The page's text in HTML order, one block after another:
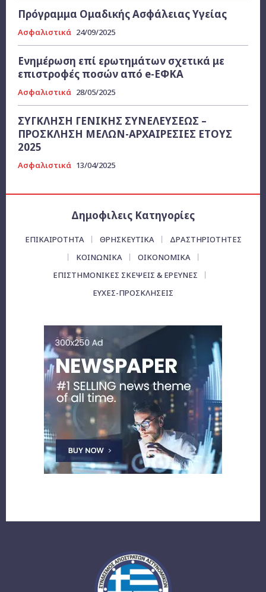
Πρόγραμμα Ομαδικής Ασφάλειας Υγείας
Ασφαλιστικά 24/09/2025
Ενημέρωση επί ερωτημάτων σχετικά με
επιστροφές ποσών από e-ΕΦΚΑ
Ασφαλιστικά 28/05/2025
ΣΥΓΚΛΗΣΗ ΓΕΝΙΚΗΣ ΣΥΝΕΛΕΥΣΕΩΣ –
ΠΡΟΣΚΛΗΣΗ ΜΕΛΩΝ-ΑΡΧΑΙΡΕΣΙΕΣ ΕΤΟΥΣ
2025
Ασφαλιστικά 13/04/2025
Δημοφιλεις Κατηγορίες
ΕΠΙΚΑΙΡΌΤΗΤΑ ΘΡΗΣΚΕΥΤΙΚΑ
ΔΡΑΣΤΗΡΙΟΤΗΤΕΣ
ΚΟΙΝΩΝΙΚΑ
ΟΙΚΟΝΟΜΙΚΆ
ΕΠΙΣΤΗΜΟΝΙΚΕΣ ΣΚΕΨΕΙΣ & ΕΡΕΥΝΕΣ
ΕΥΧΈΣ-ΠΡΟΣΚΛΉΣΕΙΣ